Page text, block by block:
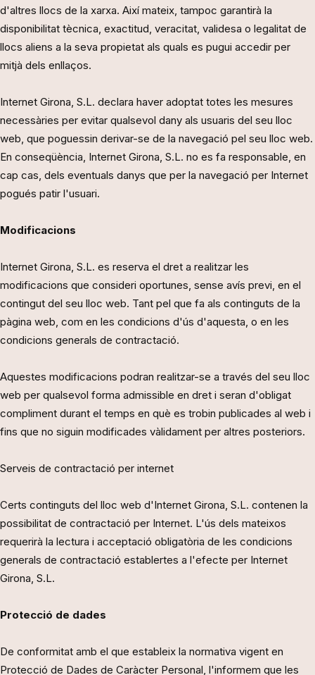
d'altres llocs de la xarxa. Així mateix, tampoc garantirà la
disponibilitat tècnica, exactitud, veracitat, validesa o legalitat de
llocs aliens a la seva propietat als quals es pugui accedir per
mitjà dels enllaços.
Internet Girona, S.L. declara haver adoptat totes les mesures
necessàries per evitar qualsevol dany als usuaris del seu lloc
web, que poguessin derivar-se de la navegació pel seu lloc web.
En conseqüència, Internet Girona, S.L. no es fa responsable, en
cap cas, dels eventuals danys que per la navegació per Internet
pogués patir l'usuari.
Modificacions
Internet Girona, S.L. es reserva el dret a realitzar les
modificacions que consideri oportunes, sense avís previ, en el
contingut del seu lloc web. Tant pel que fa als continguts de la
pàgina web, com en les condicions d'ús d'aquesta, o en les
condicions generals de contractació.
Aquestes modificacions podran realitzar-se a través del seu lloc
web per qualsevol forma admissible en dret i seran d'obligat
compliment durant el temps en què es trobin publicades al web i
fins que no siguin modificades vàlidament per altres posteriors.
Serveis de contractació per internet
Certs continguts del lloc web d'Internet Girona, S.L. contenen la
possibilitat de contractació per Internet. L'ús dels mateixos
requerirà la lectura i acceptació obligatòria de les condicions
generals de contractació establertes a l'efecte per Internet
Girona, S.L.
Protecció de dades
De conformitat amb el que estableix la normativa vigent en
Protecció de Dades de Caràcter Personal, l'informem que les